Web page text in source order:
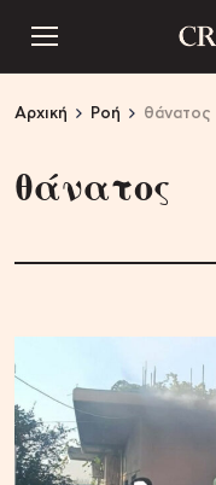
Αρχική Ροή θάνατος
θάνατος